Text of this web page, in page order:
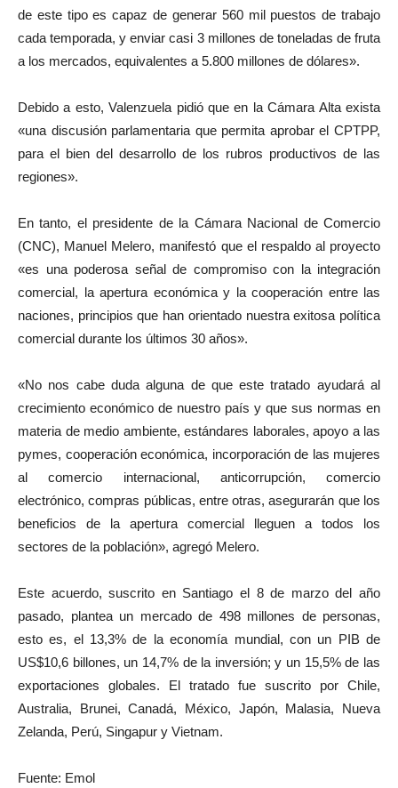
de este tipo es capaz de generar 560 mil puestos de trabajo
cada temporada, y enviar casi 3 millones de toneladas de fruta
a los mercados, equivalentes a 5.800 millones de dólares».
Debido a esto, Valenzuela pidió que en la Cámara Alta exista
«una discusión parlamentaria que permita aprobar el CPTPP,
para el bien del desarrollo de los rubros productivos de las
regiones».
En tanto, el presidente de la Cámara Nacional de Comercio
(CNC), Manuel Melero, manifestó que el respaldo al proyecto
«es una poderosa señal de compromiso con la integración
comercial, la apertura económica y la cooperación entre las
naciones, principios que han orientado nuestra exitosa política
comercial durante los últimos 30 años».
«No nos cabe duda alguna de que este tratado ayudará al
crecimiento económico de nuestro país y que sus normas en
materia de medio ambiente, estándares laborales, apoyo a las
pymes, cooperación económica, incorporación de las mujeres
al comercio internacional, anticorrupción, comercio
electrónico, compras públicas, entre otras, asegurarán que los
beneficios de la apertura comercial lleguen a todos los
sectores de la población», agregó Melero.
Este acuerdo, suscrito en Santiago el 8 de marzo del año
pasado, plantea un mercado de 498 millones de personas,
esto es, el 13,3% de la economía mundial, con un PIB de
US$10,6 billones, un 14,7% de la inversión; y un 15,5% de las
exportaciones globales. El tratado fue suscrito por Chile,
Australia, Brunei, Canadá, México, Japón, Malasia, Nueva
Zelanda, Perú, Singapur y Vietnam.
Fuente: Emol